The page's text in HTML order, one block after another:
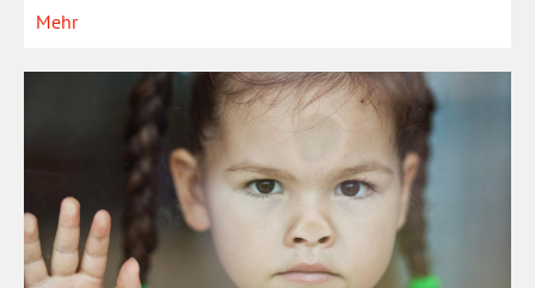
Mehr